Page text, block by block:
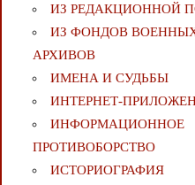
ИЗ РЕДАКЦИОННОЙ
ИЗ ФОНДОВ
АРХИВОВ
ИМЕНА И СУДЬБЫ
ИНТЕРНЕТ-
ИНФОРМАЦИОННОЕ
ПРОТИВОБОРСТВО
ИСТОРИОГРАФИЯ